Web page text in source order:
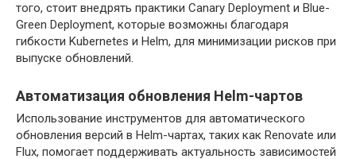
того, стоит внедрять практики Canary Deployment и Blue-
Green Deployment, которые возможны благодаря
гибкости Kubernetes и Helm, для минимизации рисков при
выпуске обновлений.
Автоматизация обновления Helm-чартов
Использование инструментов для автоматического
обновления версий в Helm-чартах, таких как Renovate или
Flux, помогает поддерживать актуальность зависимостей